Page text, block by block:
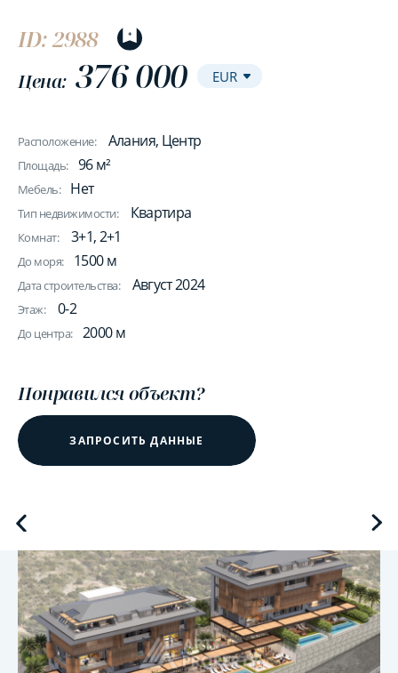
ID: 2988
Цена: 376 000
Расположение: Алания, Центр
Площадь: 96 м²
Мебель: Нет
Тип недвижимости: Квартира
Комнат: 3+1, 2+1
До моря: 1500 м
Дата строительства: Август 2024
Этаж: 0-2
До центра: 2000 м
Понравился объект?
ЗАПРОСИТЬ ДАННЫЕ